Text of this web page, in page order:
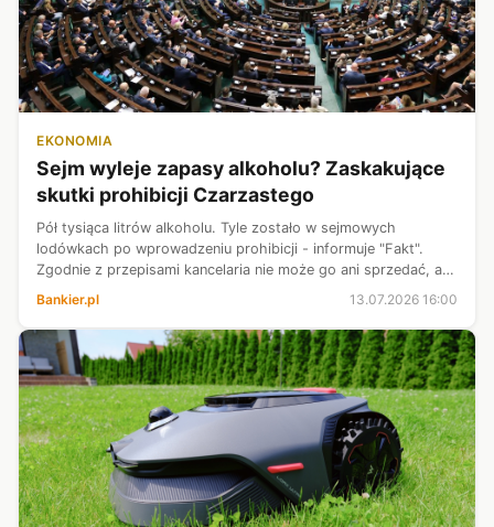
EKONOMIA
Sejm wyleje zapasy alkoholu? Zaskakujące
skutki prohibicji Czarzastego
Pół tysiąca litrów alkoholu. Tyle zostało w sejmowych
lodówkach po wprowadzeniu prohibicji - informuje "Fakt".
Zgodnie z przepisami kancelaria nie może go ani sprzedać, ani
pozwolić parlamentarzystom wypić. Znalazło się jednak trzecie
wyjście.
Bankier.pl 13.07.2026 16:00